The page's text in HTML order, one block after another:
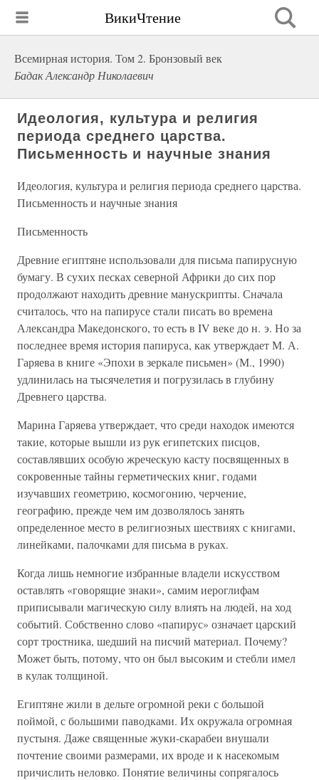
ВикиЧтение
Всемирная история. Том 2. Бронзовый век
Бадак Александр Николаевич
Идеология, культура и религия
периода среднего царства.
Письменность и научные знания
Идеология, культура и религия периода среднего царства.
Письменность и научные знания
Письменность
Древние египтяне использовали для письма папирусную
бумагу. В сухих песках северной Африки до сих пор
продолжают находить древние манускрипты. Сначала
считалось, что на папирусе стали писать во времена
Александра Македонского, то есть в IV веке до н. э. Но за
последнее время история папируса, как утверждает М. А.
Гаряева в книге «Эпохи в зеркале письмен» (М., 1990)
удлинилась на тысячелетия и погрузилась в глубину
Древнего царства.
Марина Гаряева утверждает, что среди находок имеются
такие, которые вышли из рук египетских писцов,
составлявших особую жреческую касту посвященных в
сокровенные тайны герметических книг, годами
изучавших геометрию, космогонию, черчение,
географию, прежде чем им дозволялось занять
определенное место в религиозных шествиях с книгами,
линейками, палочками для письма в руках.
Когда лишь немногие избранные владели искусством
оставлять «говорящие знаки», самим иероглифам
приписывали магическую силу влиять на людей, на ход
событий. Собственно слово «папирус» означает царский
сорт тростника, шедший на писчий материал. Почему?
Может быть, потому, что он был высоким и стебли имел
в кулак толщиной.
Египтяне жили в дельте огромной реки с большой
поймой, с большими паводками. Их окружала огромная
пустыня. Даже священные жуки-скарабеи внушали
почтение своими размерами, их вроде и к насекомым
причислить неловко. Понятие величины сопрягалось